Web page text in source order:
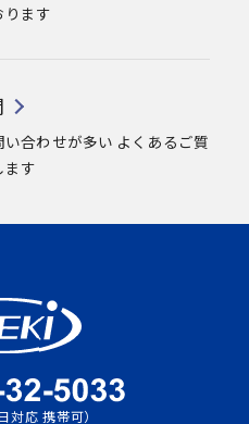
ります
合わせが多い よくあるご質
ます
対応 携帯可）